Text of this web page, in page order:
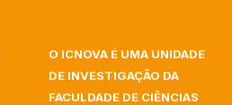
O ICNOVA É UMA UNIDADE
DE INVESTIGAÇÃO DA
FACULDADE DE CIÊNCIAS